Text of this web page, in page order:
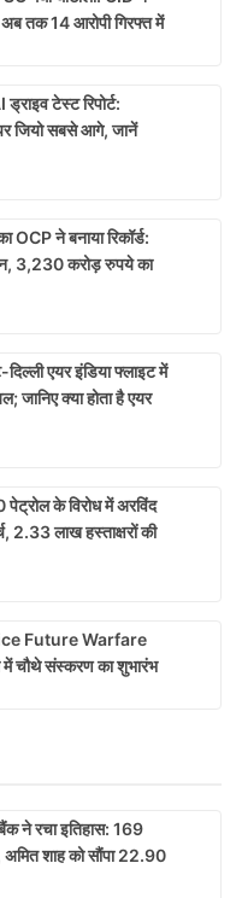
तक 14 आरोपी गिरफ्त में
टेस्ट रिपोर्ट:
पर जियो सबसे आगे, जानें
OCP ने बनाया रिकॉर्ड:
3,230 करोड़ रुपये का
एयर इंडिया फ्लाइट में
जानिए क्या होता है एयर
के विरोध में अरविंद
2.33 लाख हस्ताक्षरों की
Future Warfare
चौथे संस्करण का शुभारंभ
ने रचा इतिहास: 169
अमित शाह को सौंपा 22.90